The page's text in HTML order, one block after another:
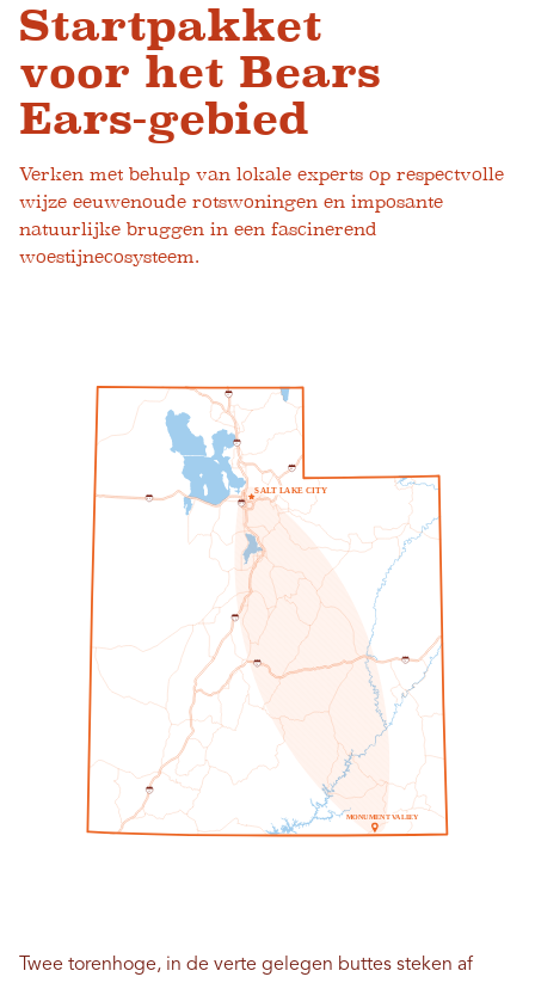
Startpakket
voor het Bears
Ears-gebied
Verken met behulp van lokale experts op respectvolle
wijze eeuwenoude rotswoningen en imposante
natuurlijke bruggen in een fascinerend
woestijnecosysteem.
SALTLAKECITY
70
70
15
8 0
215
15
80
15
MONUMENTVALLEY
Twee torenhoge, in de verte gelegen buttes steken af ​​